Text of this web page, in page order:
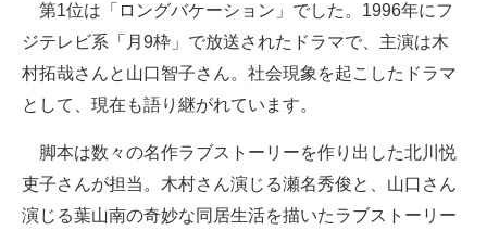
第1位は「ロングバケーション」でした。1996年にフ
ジテレビ系「月9枠」で放送されたドラマで、主演は木
村拓哉さんと山口智子さん。社会現象を起こしたドラマ
として、現在も語り継がれています。
脚本は数々の名作ラブストーリーを作り出した北川悦
吏子さんが担当。木村さん演じる瀬名秀俊と、山口さん
演じる葉山南の奇妙な同居生活を描いたラブストーリー